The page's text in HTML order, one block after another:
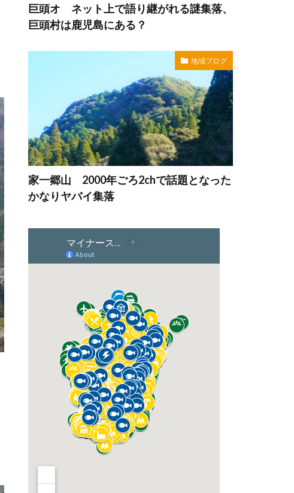
巨頭オ ネット上で語り継がれる謎集落、
巨頭村は鹿児島にある？
地域ブログ
家一郷山 2000年ごろ2chで話題となった
かなりヤバイ集落